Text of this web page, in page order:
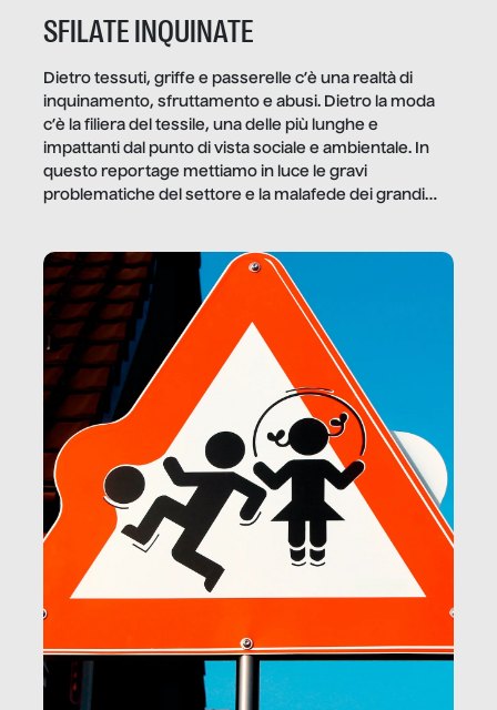
SFILATE INQUINATE
Dietro tessuti, griffe e passerelle c’è una realtà di
inquinamento, sfruttamento e abusi. Dietro la moda
c’è la filiera del tessile, una delle più lunghe e
impattanti dal punto di vista sociale e ambientale. In
questo reportage mettiamo in luce le gravi
problematiche del settore e la malafede dei grandi